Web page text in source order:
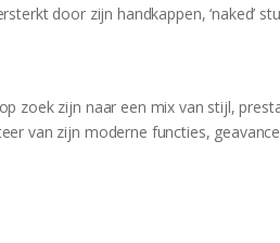
door zijn handkappen, ‘naked’
zoek zijn naar een mix van stijl,
van zijn moderne functies,